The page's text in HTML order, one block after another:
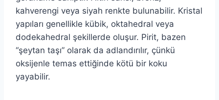
kahverengi veya siyah renkte bulunabilir. Kristal
yapıları genellikle kübik, oktahedral veya
dodekahedral şekillerde oluşur. Pirit, bazen
“şeytan taşı” olarak da adlandırılır, çünkü
oksijenle temas ettiğinde kötü bir koku
yayabilir.